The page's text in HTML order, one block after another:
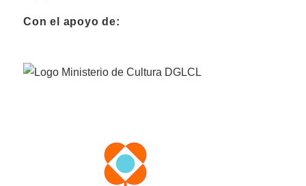
Con el apoyo de: